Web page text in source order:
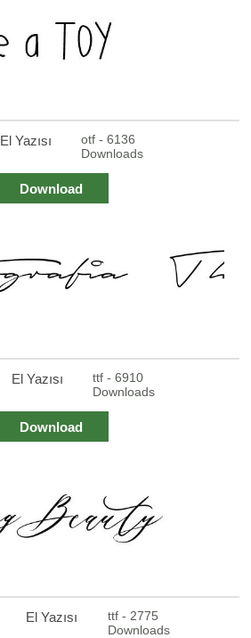
El Yazısı
otf - 6136
Downloads
Download
El Yazısı
ttf - 6910
Downloads
Download
El Yazısı
ttf - 2775
Downloads